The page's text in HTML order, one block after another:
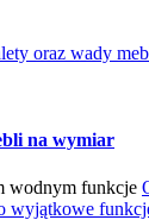
oraz wady
na wymiar
wyjątkowe